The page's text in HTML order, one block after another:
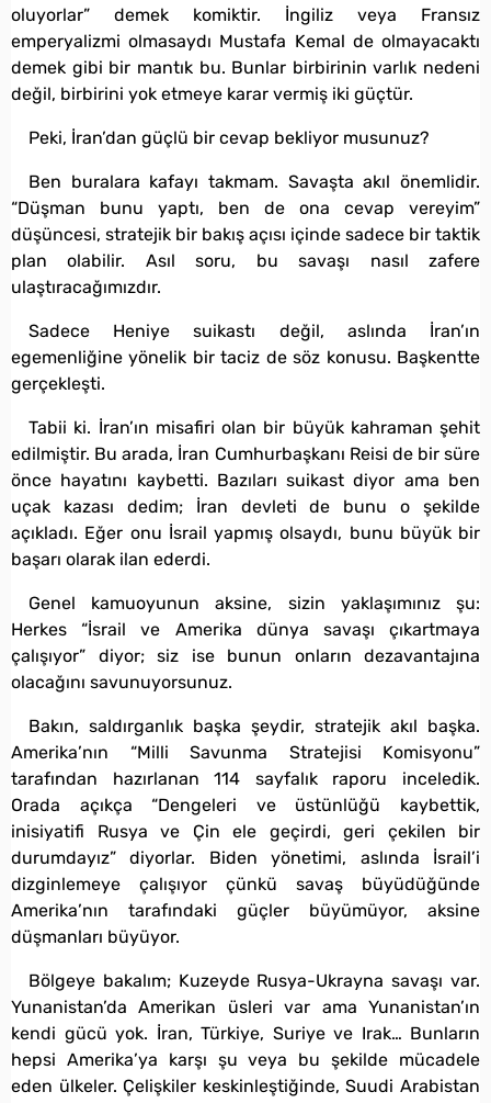
oluyorlar” demek komiktir. İngiliz veya Fransız
emperyalizmi olmasaydı Mustafa Kemal de olmayacaktı
demek gibi bir mantık bu. Bunlar birbirinin varlık nedeni
değil, birbirini yok etmeye karar vermiş iki güçtür.
Peki, İran’dan güçlü bir cevap bekliyor musunuz?
Ben buralara kafayı takmam. Savaşta akıl önemlidir.
“Düşman bunu yaptı, ben de ona cevap vereyim”
düşüncesi, stratejik bir bakış açısı içinde sadece bir taktik
plan olabilir. Asıl soru, bu savaşı nasıl zafere
ulaştıracağımızdır.
Sadece Heniye suikastı değil, aslında İran’ın
egemenliğine yönelik bir taciz de söz konusu. Başkentte
gerçekleşti.
Tabii ki. İran’ın misafiri olan bir büyük kahraman şehit
edilmiştir. Bu arada, İran Cumhurbaşkanı Reisi de bir süre
önce hayatını kaybetti. Bazıları suikast diyor ama ben
uçak kazası dedim; İran devleti de bunu o şekilde
açıkladı. Eğer onu İsrail yapmış olsaydı, bunu büyük bir
başarı olarak ilan ederdi.
Genel kamuoyunun aksine, sizin yaklaşımınız şu:
Herkes “İsrail ve Amerika dünya savaşı çıkartmaya
çalışıyor” diyor; siz ise bunun onların dezavantajına
olacağını savunuyorsunuz.
Bakın, saldırganlık başka şeydir, stratejik akıl başka.
Amerika’nın “Milli Savunma Stratejisi Komisyonu”
tarafından hazırlanan 114 sayfalık raporu inceledik.
Orada açıkça “Dengeleri ve üstünlüğü kaybettik,
inisiyatifi Rusya ve Çin ele geçirdi, geri çekilen bir
durumdayız” diyorlar. Biden yönetimi, aslında İsrail’i
dizginlemeye çalışıyor çünkü savaş büyüdüğünde
Amerika’nın tarafındaki güçler büyümüyor, aksine
düşmanları büyüyor.
Bölgeye bakalım; Kuzeyde Rusya-Ukrayna savaşı var.
Yunanistan’da Amerikan üsleri var ama Yunanistan’ın
kendi gücü yok. İran, Türkiye, Suriye ve Irak… Bunların
hepsi Amerika’ya karşı şu veya bu şekilde mücadele
eden ülkeler. Çelişkiler keskinleştiğinde, Suudi Arabistan